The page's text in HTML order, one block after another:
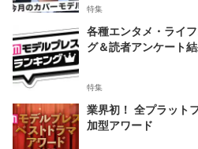
特集
各種エンタメ・ライ
グ＆読者アンケート
特集
業界初！ 全プラット
加型アワード